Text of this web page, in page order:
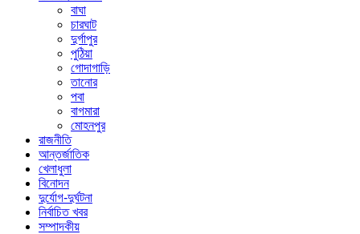
বাঘা
চারঘাট
দুর্গাপুর
পুঠিয়া
গোদাগাড়ি
তানোর
পবা
বাগমারা
মোহনপুর
রাজনীতি
আন্তর্জাতিক
খেলাধুলা
বিনোদন
দুর্যোগ-দুর্ঘটনা
নির্বাচিত খবর
সম্পাদকীয়